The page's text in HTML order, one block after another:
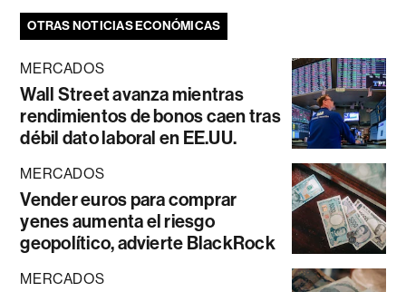
OTRAS NOTICIAS ECONÓMICAS
MERCADOS
Wall Street avanza mientras
rendimientos de bonos caen tras
débil dato laboral en EE.UU.
MERCADOS
Vender euros para comprar
yenes aumenta el riesgo
geopolítico, advierte BlackRock
MERCADOS